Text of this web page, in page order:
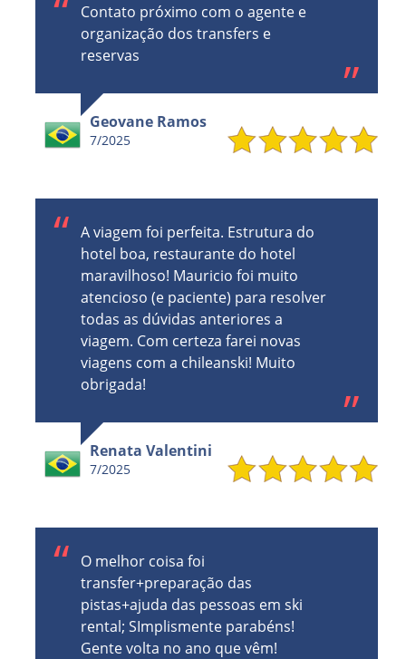
Contato próximo com o agente e
organização dos transfers e
reservas
Geovane Ramos
7/2025
A viagem foi perfeita. Estrutura do
hotel boa, restaurante do hotel
maravilhoso! Mauricio foi muito
atencioso (e paciente) para resolver
todas as dúvidas anteriores a
viagem. Com certeza farei novas
viagens com a chileanski! Muito
obrigada!
Renata Valentini
7/2025
O melhor coisa foi
transfer+preparação das
pistas+ajuda das pessoas em ski
rental; SImplismente parabéns!
Gente volta no ano que vêm!